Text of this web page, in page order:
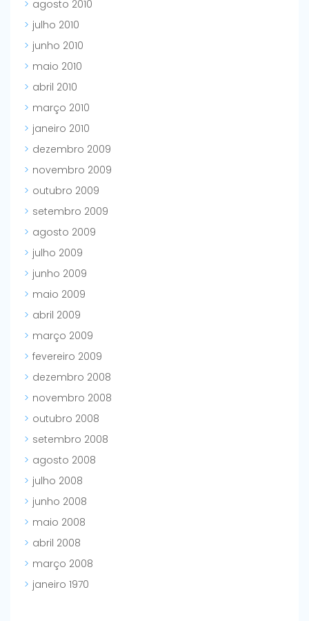
agosto 2010
julho 2010
junho 2010
maio 2010
abril 2010
março 2010
janeiro 2010
dezembro 2009
novembro 2009
outubro 2009
setembro 2009
agosto 2009
julho 2009
junho 2009
maio 2009
abril 2009
março 2009
fevereiro 2009
dezembro 2008
novembro 2008
outubro 2008
setembro 2008
agosto 2008
julho 2008
junho 2008
maio 2008
abril 2008
março 2008
janeiro 1970